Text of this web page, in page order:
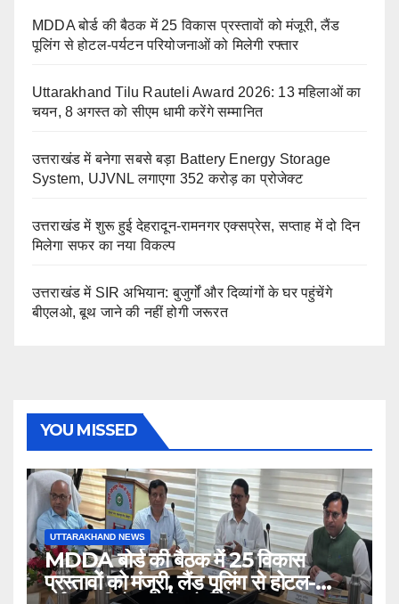
MDDA बोर्ड की बैठक में 25 विकास प्रस्तावों को मंजूरी, लैंड
पूलिंग से होटल-पर्यटन परियोजनाओं को मिलेगी रफ्तार
Uttarakhand Tilu Rauteli Award 2026: 13 महिलाओं का
चयन, 8 अगस्त को सीएम धामी करेंगे सम्मानित
उत्तराखंड में बनेगा सबसे बड़ा Battery Energy Storage
System, UJVNL लगाएगा 352 करोड़ का प्रोजेक्ट
उत्तराखंड में शुरू हुई देहरादून-रामनगर एक्सप्रेस, सप्ताह में दो दिन
मिलेगा सफर का नया विकल्प
उत्तराखंड में SIR अभियान: बुजुर्गों और दिव्यांगों के घर पहुंचेंगे
बीएलओ, बूथ जाने की नहीं होगी जरूरत
YOU MISSED
UTTARAKHAND NEWS
MDDA बोर्ड की बैठक में 25 विकास
प्रस्तावों को मंजूरी, लैंड पूलिंग से होटल-